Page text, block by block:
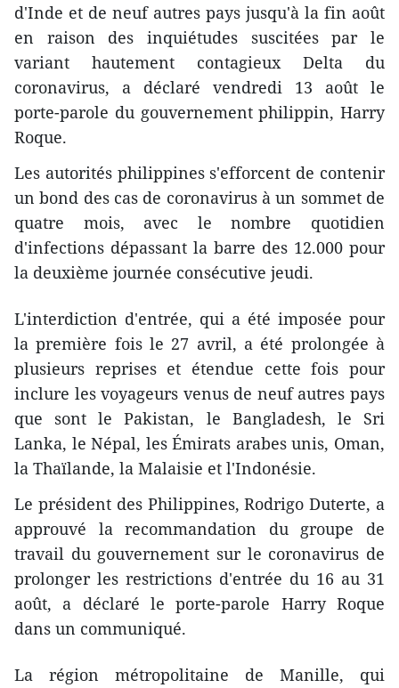
d'Inde et de neuf autres pays jusqu'à la fin août
en raison des inquiétudes suscitées par le
variant hautement contagieux Delta du
coronavirus, a déclaré vendredi 13 août le
porte-parole du gouvernement philippin, Harry
Roque.
Les autorités philippines s'efforcent de contenir
un bond des cas de coronavirus à un sommet de
quatre mois, avec le nombre quotidien
d'infections dépassant la barre des 12.000 pour
la deuxième journée consécutive jeudi.
L'interdiction d'entrée, qui a été imposée pour
la première fois le 27 avril, a été prolongée à
plusieurs reprises et étendue cette fois pour
inclure les voyageurs venus de neuf autres pays
que sont le Pakistan, le Bangladesh, le Sri
Lanka, le Népal, les Émirats arabes unis, Oman,
la Thaïlande, la Malaisie et l'Indonésie.
Le président des Philippines, Rodrigo Duterte, a
approuvé la recommandation du groupe de
travail du gouvernement sur le coronavirus de
prolonger les restrictions d'entrée du 16 au 31
août, a déclaré le porte-parole Harry Roque
dans un communiqué.
La région métropolitaine de Manille, qui